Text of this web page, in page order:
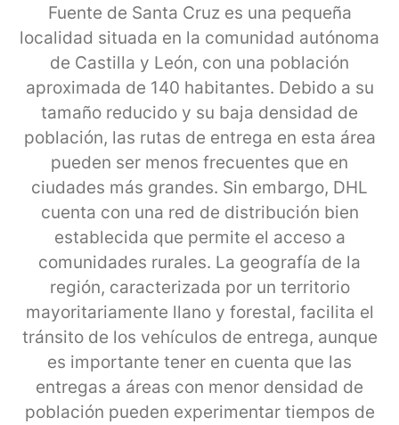
Fuente de Santa Cruz es una pequeña
localidad situada en la comunidad autónoma
de Castilla y León, con una población
aproximada de 140 habitantes. Debido a su
tamaño reducido y su baja densidad de
población, las rutas de entrega en esta área
pueden ser menos frecuentes que en
ciudades más grandes. Sin embargo, DHL
cuenta con una red de distribución bien
establecida que permite el acceso a
comunidades rurales. La geografía de la
región, caracterizada por un territorio
mayoritariamente llano y forestal, facilita el
tránsito de los vehículos de entrega, aunque
es importante tener en cuenta que las
entregas a áreas con menor densidad de
población pueden experimentar tiempos de